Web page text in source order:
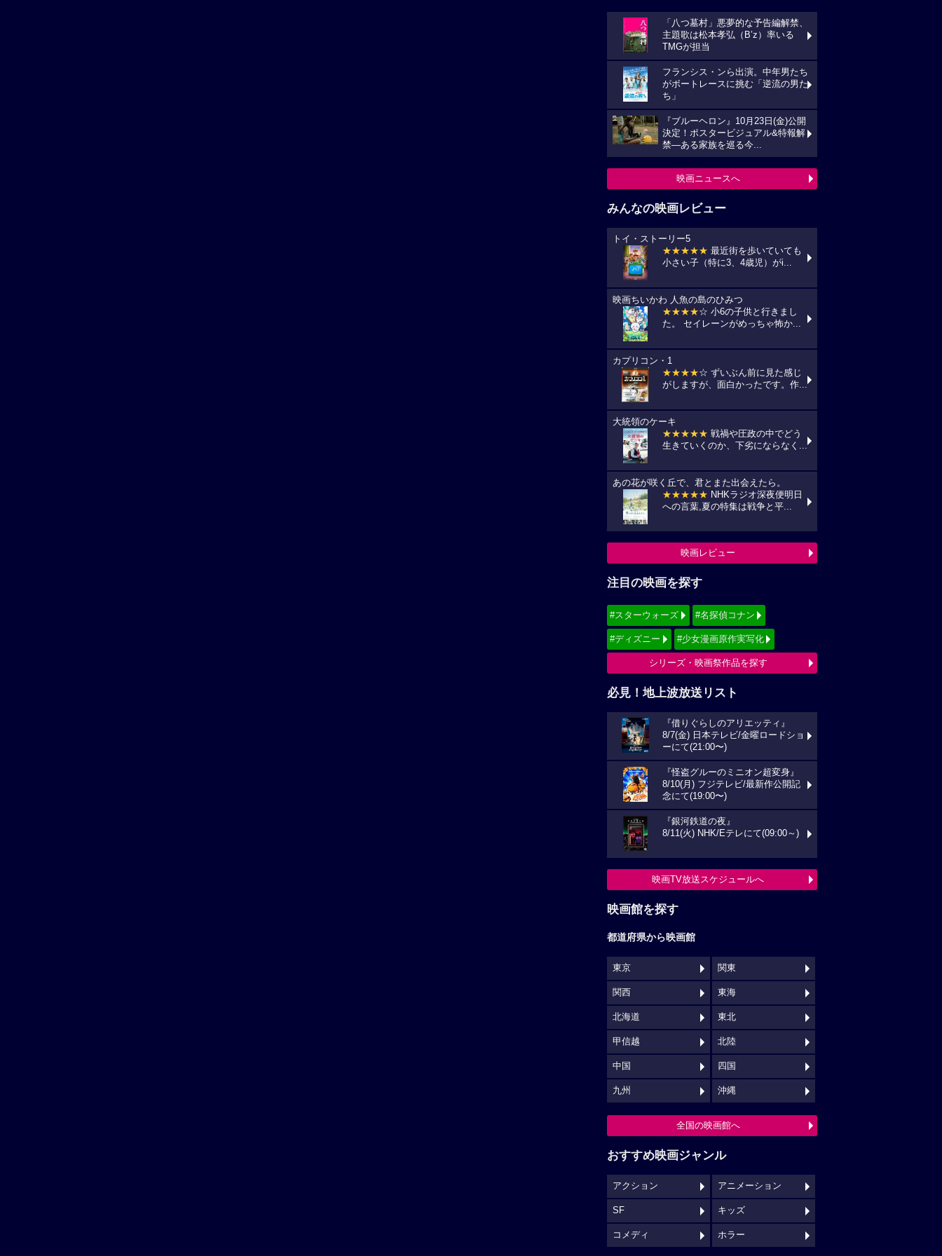
「八つ墓村」悪夢的な予告編解禁、
主題歌は松本孝弘（B’z）率いる
TMGが担当
フランシス・ンら出演。中年男たち
がボートレースに挑む「逆流の男た
ち」
『ブルーヘロン』10月23日(金)公開
決定！ポスタービジュアル&特報解
禁―ある家族を巡る今...
映画ニュースへ
みんなの映画レビュー
トイ・ストーリー5
★★★★★ 最近街を歩いていても
小さい子（特に3、4歳児）がi...
映画ちいかわ 人魚の島のひみつ
★★★★☆ 小6の子供と行きまし
た。 セイレーンがめっちゃ怖か...
カプリコン・1
★★★★☆ ずいぶん前に見た感じ
がしますが、面白かったです。作...
大統領のケーキ
★★★★★ 戦禍や圧政の中でどう
生きていくのか、下劣にならなく...
あの花が咲く丘で、君とまた出会えたら。
★★★★★ NHKラジオ深夜便明日
への言葉,夏の特集は戦争と平...
映画レビュー
注目の映画を探す
#スターウォーズ #名探偵コナン
#ディズニー #少女漫画原作実写化
シリーズ・映画祭作品を探す
必見！地上波放送リスト
『借りぐらしのアリエッティ』
8/7(金) 日本テレビ/金曜ロードショ
ーにて(21:00〜)
『怪盗グルーのミニオン超変身』
8/10(月) フジテレビ/最新作公開記
念にて(19:00〜)
『銀河鉄道の夜』
8/11(火) NHK/Eテレにて(09:00～)
映画TV放送スケジュールへ
映画館を探す
都道府県から映画館
東京 関東
関西 東海
北海道 東北
甲信越 北陸
中国 四国
九州 沖縄
全国の映画館へ
おすすめ映画ジャンル
アクション アニメーション
SF キッズ
コメディ ホラー